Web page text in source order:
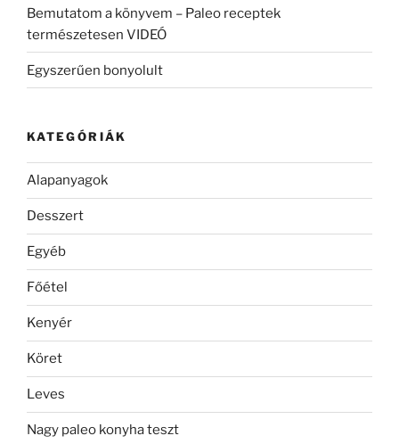
Bemutatom a könyvem – Paleo receptek
természetesen VIDEÓ
Egyszerűen bonyolult
KATEGÓRIÁK
Alapanyagok
Desszert
Egyéb
Főétel
Kenyér
Köret
Leves
Nagy paleo konyha teszt